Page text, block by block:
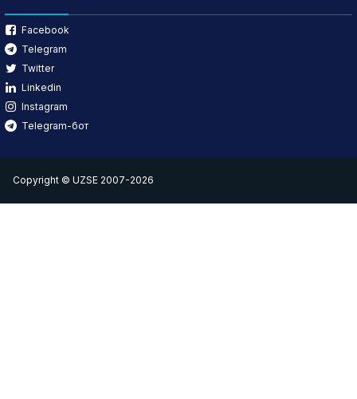
Facebook
Telegram
Twitter
Linkedin
Instagram
Telegram-бот
Copyright © UZSE 2007-2026